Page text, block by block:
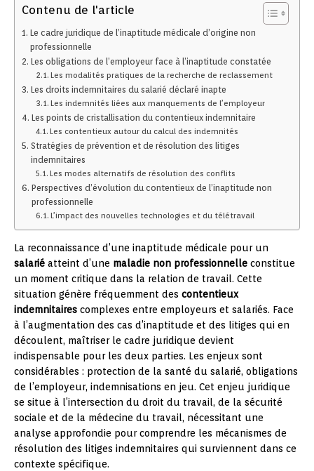
Contenu de l'article
Le cadre juridique de l’inaptitude médicale d’origine non
professionnelle
Les obligations de l’employeur face à l’inaptitude constatée
Les modalités pratiques de la recherche de reclassement
Les droits indemnitaires du salarié déclaré inapte
Les indemnités liées aux manquements de l’employeur
Les points de cristallisation du contentieux indemnitaire
Les contentieux autour du calcul des indemnités
Stratégies de prévention et de résolution des litiges
indemnitaires
Les modes alternatifs de résolution des conflits
Perspectives d’évolution du contentieux de l’inaptitude non
professionnelle
L’impact des nouvelles technologies et du télétravail
La reconnaissance d’une inaptitude médicale pour un
salarié atteint d’une maladie non professionnelle constitue
un moment critique dans la relation de travail. Cette
situation génère fréquemment des contentieux
indemnitaires complexes entre employeurs et salariés. Face
à l’augmentation des cas d’inaptitude et des litiges qui en
découlent, maîtriser le cadre juridique devient
indispensable pour les deux parties. Les enjeux sont
considérables : protection de la santé du salarié, obligations
de l’employeur, indemnisations en jeu. Cet enjeu juridique
se situe à l’intersection du droit du travail, de la sécurité
sociale et de la médecine du travail, nécessitant une
analyse approfondie pour comprendre les mécanismes de
résolution des litiges indemnitaires qui surviennent dans ce
contexte spécifique.